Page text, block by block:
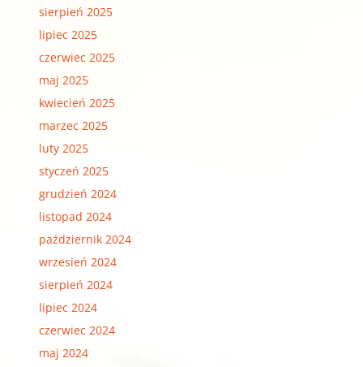
sierpień 2025
lipiec 2025
czerwiec 2025
maj 2025
kwiecień 2025
marzec 2025
luty 2025
styczeń 2025
grudzień 2024
listopad 2024
październik 2024
wrzesień 2024
sierpień 2024
lipiec 2024
czerwiec 2024
maj 2024